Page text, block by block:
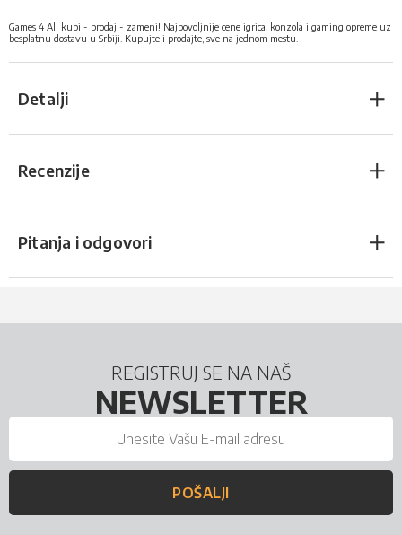
Games 4 All kupi - prodaj - zameni! Najpovoljnije cene igrica, konzola i gaming opreme uz
besplatnu dostavu u Srbiji. Kupujte i prodajte, sve na jednom mestu.
Detalji
Recenzije
Pitanja i odgovori
REGISTRUJ SE NA NAŠ
NEWSLETTER
POŠALJI